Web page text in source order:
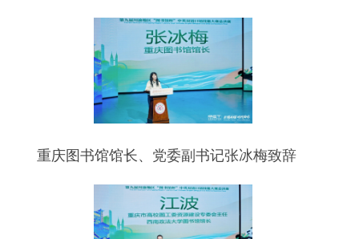
重庆图书馆馆长、党委副书记张冰梅致辞